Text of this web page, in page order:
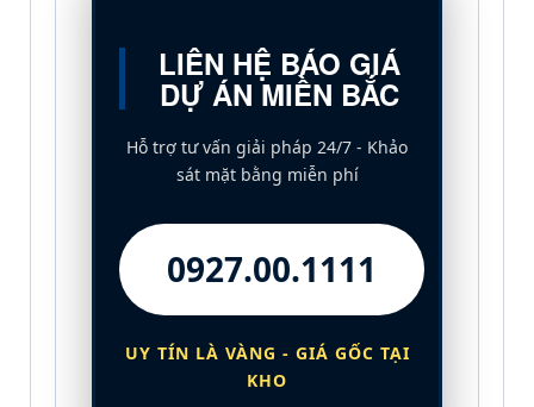
LIÊN HỆ BÁO GIÁ
DỰ ÁN MIỀN BẮC
Hỗ trợ tư vấn giải pháp 24/7 - Khảo
sát mặt bằng miễn phí
0927.00.1111
UY TÍN LÀ VÀNG - GIÁ GỐC TẠI
KHO